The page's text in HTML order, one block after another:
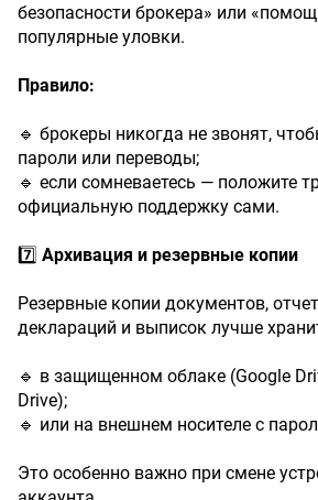
безопасности брокера» или
популярные уловки.
Правило:
🔹 брокеры никогда не звонят,
пароли или переводы;
🔹 если сомневаетесь — положите
официальную поддержку сами.
7️⃣ Архивация и резервные копии
Резервные копии документов,
деклараций и выписок лучше
🔹 в защищенном облаке (Google
Drive);
🔹 или на внешнем носителе с
Это особенно важно при смене